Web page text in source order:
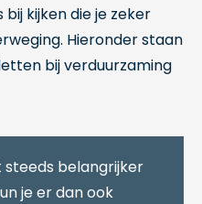
kijken die je zeker
Hieronder staan
bij verduurzaming
belangrijker
je er dan ook